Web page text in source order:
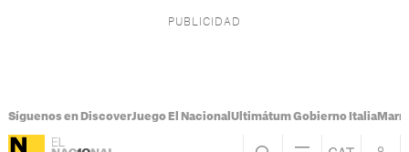
Síguenos en DiscoverJuego El Nacional Ultimátum Gobierno Italia